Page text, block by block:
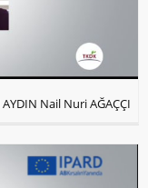
AYDIN Nail Nuri AĞAÇÇI